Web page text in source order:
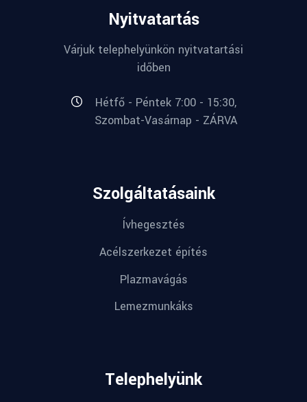
Nyitvatartás
Várjuk telephelyünkön nyitvatartási
időben
Hétfő - Péntek 7:00 - 15:30,
Szombat-Vasárnap - ZÁRVA
Szolgáltatásaink
Ívhegesztés
Acélszerkezet építés
Plazmavágás
Lemezmunkáks
Telephelyünk